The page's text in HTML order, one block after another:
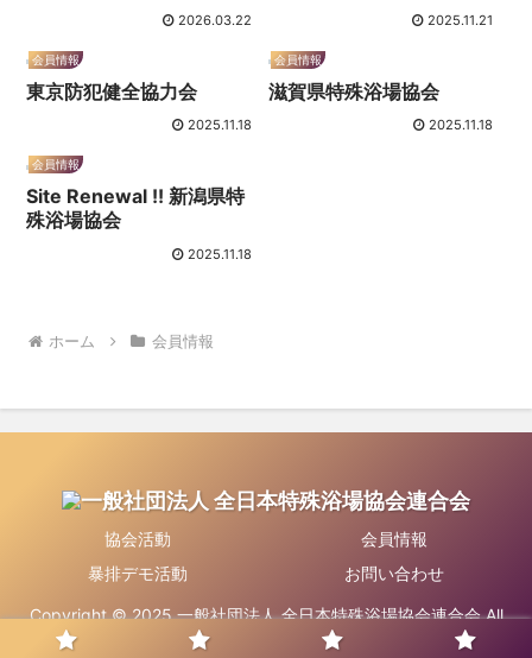
2026.03.22 2025.11.21
会員情報
東京防犯健全協力会
2025.11.18
会員情報
滋賀県特殊浴場協会
2025.11.18
会員情報
Site Renewal !! 新潟県特
殊浴場協会
2025.11.18
ホーム 会員情報
協会活動
会員情報
暴排デモ活動
お問い合わせ
Copyright © 2025 一般社団法人 全日本特殊浴場協会連合会 All
Rights Reserved.